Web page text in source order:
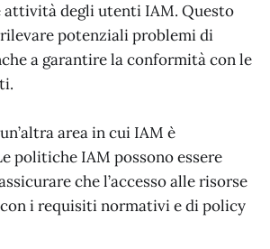
degli utenti IAM. Questo
potenziali problemi di
a garantire la conformità con le
area in cui IAM è
politiche IAM possono essere
che l’accesso alle risorse
con i requisiti normativi e di policy